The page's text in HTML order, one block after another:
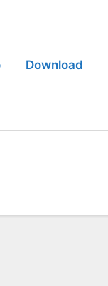
Download